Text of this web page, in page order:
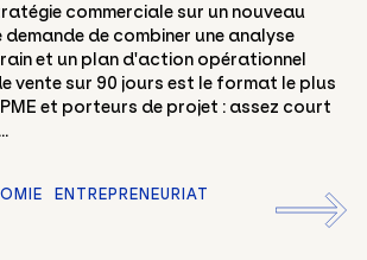
commerciale sur un nouveau
demande de combiner une analyse
et un plan d'action opérationnel
vente sur 90 jours est le format le plus
et porteurs de projet : assez court
ENTREPRENEURIAT